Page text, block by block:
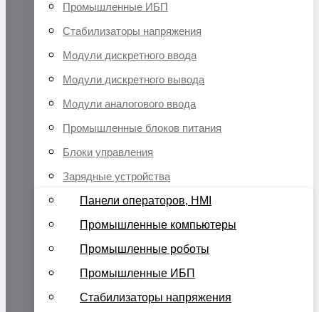
Промышленные ИБП
Стабилизаторы напряжения
Модули дискретного ввода
Модули дискретного вывода
Модули аналогового ввода
Промышленные блоков питания
Блоки управления
Зарядные устройства
Панели операторов, HMI
Промышленные компьютеры
Промышленные роботы
Промышленные ИБП
Стабилизаторы напряжения